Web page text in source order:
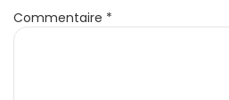
Commentaire *